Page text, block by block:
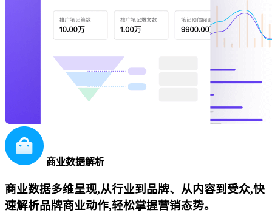
商业数据解析
商业数据多维呈现,从行业到品牌、从内容到受众,快
速解析品牌商业动作,轻松掌握营销态势。